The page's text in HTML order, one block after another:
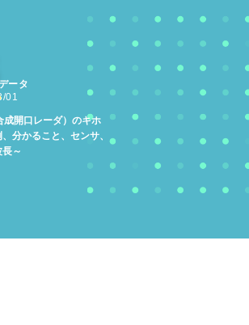
ータ
01
成開口レーダ）のキホ
分かること、センサ、
～